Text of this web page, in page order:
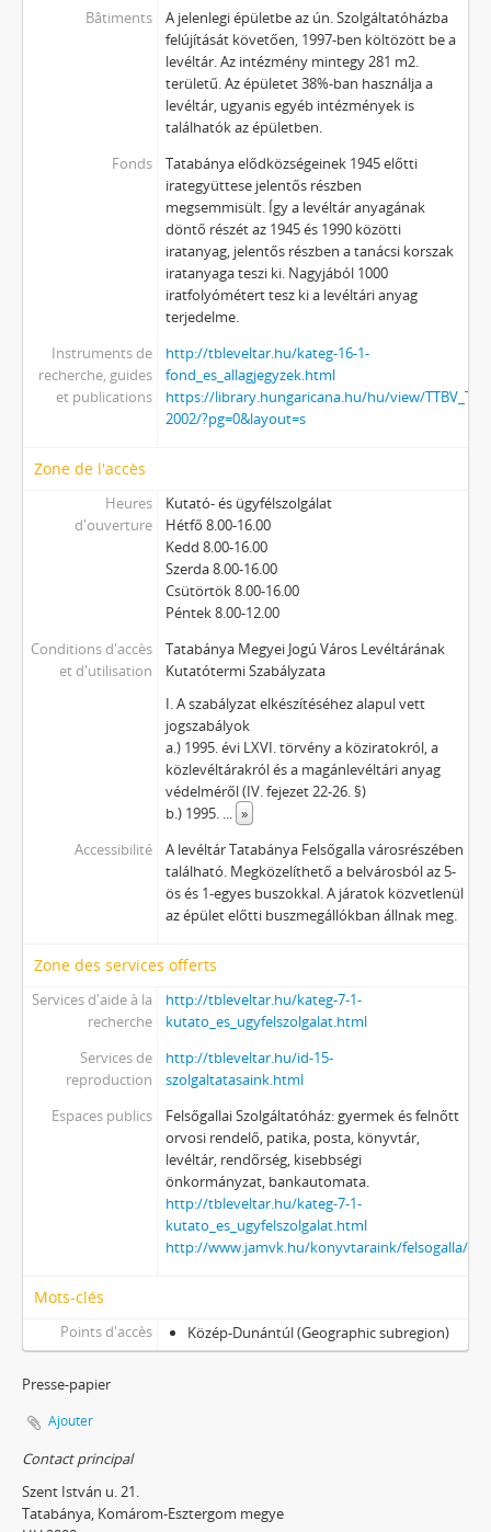
Bâtiments
A jelenlegi épületbe az ún. Szolgáltatóházba
felújítását követően, 1997-ben költözött be a
levéltár. Az intézmény mintegy 281 m2.
területű. Az épületet 38%-ban használja a
levéltár, ugyanis egyéb intézmények is
találhatók az épületben.
Fonds
Tatabánya elődközségeinek 1945 előtti
irategyüttese jelentős részben
megsemmisült. Így a levéltár anyagának
döntő részét az 1945 és 1990 közötti
iratanyag, jelentős részben a tanácsi korszak
iratanyaga teszi ki. Nagyjából 1000
iratfolyómétert tesz ki a levéltári anyag
terjedelme.
Instruments de
recherche, guides
et publications
http://tbleveltar.hu/kateg-16-1-
fond_es_allagjegyzek.html
https://library.hungaricana.hu/hu/view/
2002/?pg=0&layout=s
Zone de l'accès
Heures
d'ouverture
Kutató- és ügyfélszolgálat
Hétfő 8.00-16.00
Kedd 8.00-16.00
Szerda 8.00-16.00
Csütörtök 8.00-16.00
Péntek 8.00-12.00
Conditions d'accès
et d'utilisation
Tatabánya Megyei Jogú Város Levéltárának
Kutatótermi Szabályzata
I. A szabályzat elkészítéséhez alapul vett
jogszabályok
a.) 1995. évi LXVI. törvény a köziratokról, a
közlevéltárakról és a magánlevéltári anyag
védelméről (IV. fejezet 22-26. §)
b.) 1995. ... »
Accessibilité
A levéltár Tatabánya Felsőgalla városrészében
található. Megközelíthető a belvárosból az 5-
ös és 1-egyes buszokkal. A járatok közvetlenül
az épület előtti buszmegállókban állnak meg.
Zone des services offerts
Services d'aide à la
recherche
http://tbleveltar.hu/kateg-7-1-
kutato_es_ugyfelszolgalat.html
Services de
reproduction
http://tbleveltar.hu/id-15-
szolgaltatasaink.html
Espaces publics
Felsőgallai Szolgáltatóház: gyermek és felnőtt
orvosi rendelő, patika, posta, könyvtár,
levéltár, rendőrség, kisebbségi
önkormányzat, bankautomata.
http://tbleveltar.hu/kateg-7-1-
kutato_es_ugyfelszolgalat.html
http://www.jamvk.hu/konyvtaraink/felsogalla/
Mots-clés
Points d'accès Közép-Dunántúl (Geographic subregion)
Presse-papier
Ajouter
Contact principal
Szent István u. 21.
Tatabánya, Komárom-Esztergom megye